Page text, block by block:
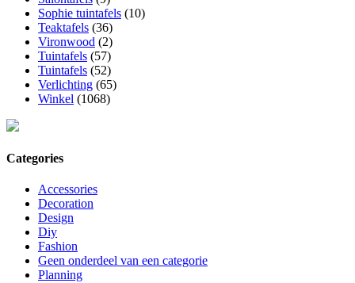
Sophie tuintafels (10)
Teaktafels (36)
Vironwood (2)
Tuintafels (57)
Tuintafels (52)
Verlichting (65)
Winkel (1068)
Categories
Accessories
Decoration
Design
Diy
Fashion
Geen onderdeel van een categorie
Planning